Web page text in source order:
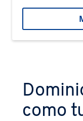
como